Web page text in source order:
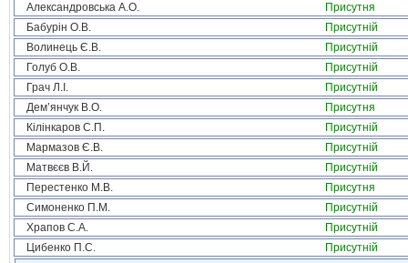
Александровська А.О.
Присутня
Бабурін О.В.
Присутній
Волинець Є.В.
Присутній
Голуб О.В.
Присутній
Грач Л.І.
Присутній
Дем’янчук В.О.
Присутня
Кілінкаров С.П.
Присутній
Мармазов Є.В.
Присутній
Матвєєв В.Й.
Присутній
Перестенко М.В.
Присутня
Симоненко П.М.
Присутній
Храпов С.А.
Присутній
Цибенко П.С.
Присутній